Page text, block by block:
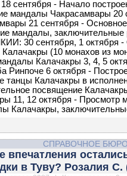
сентября - Начало
мандалы Чакрасамвары 20
21 сентября -
мандалы,
30 сентября, 1 октября
(10 монахов из
Калачакры 3, 4, 5
Ринпоче 6 октября -
танцы Калачакры в
посвящение
11, 12 октября - Просмотр
Калачакры,
СПРАВОЧНОЕ БЮРО
впечатления
в Туву? Розалия